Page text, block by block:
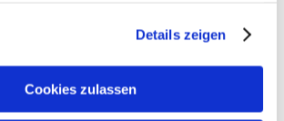
Details zeigen
Cookies zulassen
in Salzburg helfen: